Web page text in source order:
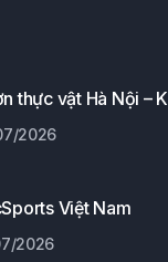
thực vật Hà Nội – K
2026
Việt Nam
2026